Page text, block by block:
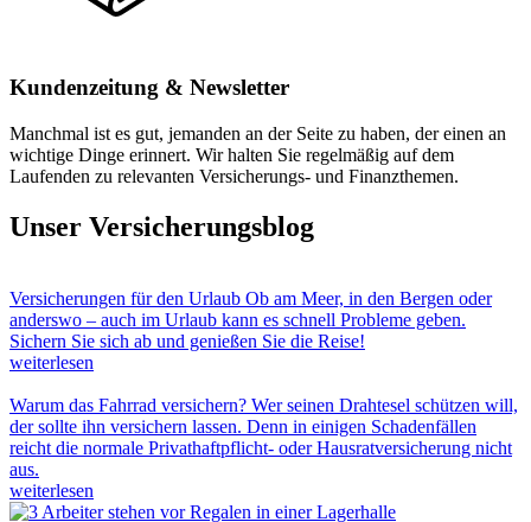
Kundenzeitung & Newsletter
Manchmal ist es gut, jemanden an der Seite zu haben, der einen an
wichtige Dinge erinnert. Wir halten Sie regelmäßig auf dem
Laufenden zu relevanten Versicherungs- und Finanzthemen.
Unser Versicherungsblog
Versicherungen für den Urlaub Ob am Meer, in den Bergen oder
anderswo – auch im Urlaub kann es schnell Probleme geben.
Sichern Sie sich ab und genießen Sie die Reise!
weiterlesen
Warum das Fahrrad versichern? Wer seinen Drahtesel schützen will,
der sollte ihn versichern lassen. Denn in einigen Schadenfällen
reicht die normale Privathaftpflicht- oder Hausratversicherung nicht
aus.
weiterlesen